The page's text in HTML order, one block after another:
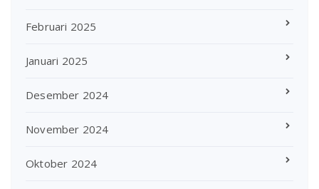
Februari 2025
Januari 2025
Desember 2024
November 2024
Oktober 2024